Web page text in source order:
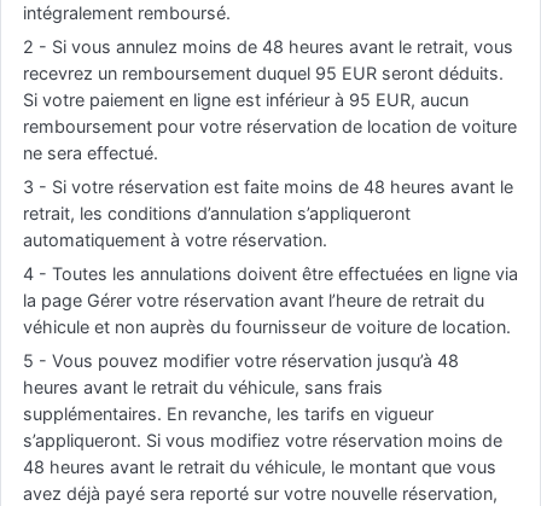
intégralement remboursé.
2 - Si vous annulez moins de 48 heures avant le retrait, vous
recevrez un remboursement duquel 95 EUR seront déduits.
Si votre paiement en ligne est inférieur à 95 EUR, aucun
remboursement pour votre réservation de location de voiture
ne sera effectué.
3 - Si votre réservation est faite moins de 48 heures avant le
retrait, les conditions d’annulation s’appliqueront
automatiquement à votre réservation.
4 - Toutes les annulations doivent être effectuées en ligne via
la page Gérer votre réservation avant l’heure de retrait du
véhicule et non auprès du fournisseur de voiture de location.
5 - Vous pouvez modifier votre réservation jusqu’à 48
heures avant le retrait du véhicule, sans frais
supplémentaires. En revanche, les tarifs en vigueur
s’appliqueront. Si vous modifiez votre réservation moins de
48 heures avant le retrait du véhicule, le montant que vous
avez déjà payé sera reporté sur votre nouvelle réservation,